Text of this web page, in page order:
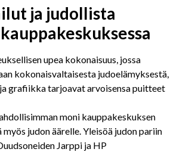
ja judollista
upea kokonaisuus, jossa
kokonaisvaltaisesta judoelämyksestä,
grafiikka tarjoavat arvoisensa puitteet
moni kauppakeskuksen
judon äärelle. Yleisöä judon pariin
Jarppi ja HP